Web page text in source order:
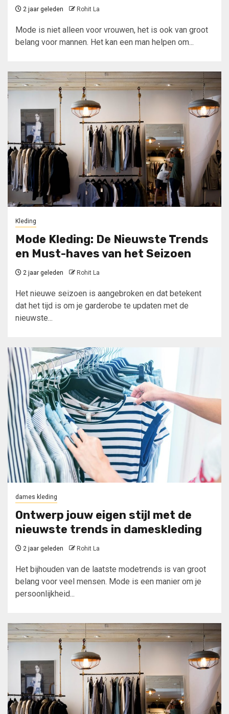
2 jaar geleden Rohit La
Mode is niet alleen voor vrouwen, het is ook van groot
belang voor mannen. Het kan een man helpen om...
Kleding
Mode Kleding: De Nieuwste Trends
en Must-haves van het Seizoen
2 jaar geleden Rohit La
Het nieuwe seizoen is aangebroken en dat betekent
dat het tijd is om je garderobe te updaten met de
nieuwste...
dames kleding
Ontwerp jouw eigen stijl met de
nieuwste trends in dameskleding
2 jaar geleden Rohit La
Het bijhouden van de laatste modetrends is van groot
belang voor veel mensen. Mode is een manier om je
persoonlijkheid...